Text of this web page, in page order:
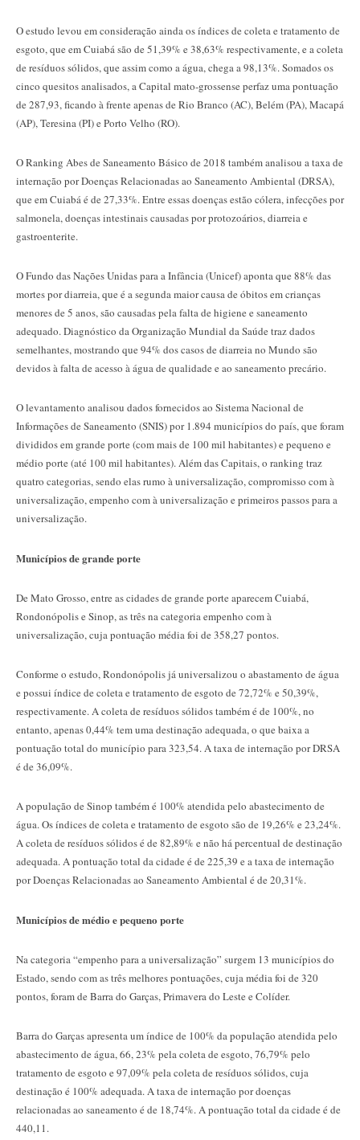
O estudo levou em consideração ainda os índices de coleta e tratamento de
esgoto, que em Cuiabá são de 51,39% e 38,63% respectivamente, e a coleta
de resíduos sólidos, que assim como a água, chega a 98,13%. Somados os
cinco quesitos analisados, a Capital mato-grossense perfaz uma pontuação
de 287,93, ficando à frente apenas de Rio Branco (AC), Belém (PA), Macapá
(AP), Teresina (PI) e Porto Velho (RO).
O Ranking Abes de Saneamento Básico de 2018 também analisou a taxa de
internação por Doenças Relacionadas ao Saneamento Ambiental (DRSA),
que em Cuiabá é de 27,33%. Entre essas doenças estão cólera, infecções por
salmonela, doenças intestinais causadas por protozoários, diarreia e
gastroenterite.
O Fundo das Nações Unidas para a Infância (Unicef) aponta que 88% das
mortes por diarreia, que é a segunda maior causa de óbitos em crianças
menores de 5 anos, são causadas pela falta de higiene e saneamento
adequado. Diagnóstico da Organização Mundial da Saúde traz dados
semelhantes, mostrando que 94% dos casos de diarreia no Mundo são
devidos à falta de acesso à água de qualidade e ao saneamento precário.
O levantamento analisou dados fornecidos ao Sistema Nacional de
Informações de Saneamento (SNIS) por 1.894 municípios do país, que foram
divididos em grande porte (com mais de 100 mil habitantes) e pequeno e
médio porte (até 100 mil habitantes). Além das Capitais, o ranking traz
quatro categorias, sendo elas rumo à universalização, compromisso com à
universalização, empenho com à universalização e primeiros passos para a
universalização.
Municípios de grande porte
De Mato Grosso, entre as cidades de grande porte aparecem Cuiabá,
Rondonópolis e Sinop, as três na categoria empenho com à
universalização, cuja pontuação média foi de 358,27 pontos.
Conforme o estudo, Rondonópolis já universalizou o abastamento de água
e possui índice de coleta e tratamento de esgoto de 72,72% e 50,39%,
respectivamente. A coleta de resíduos sólidos também é de 100%, no
entanto, apenas 0,44% tem uma destinação adequada, o que baixa a
pontuação total do município para 323,54. A taxa de internação por DRSA
é de 36,09%.
A população de Sinop também é 100% atendida pelo abastecimento de
água. Os índices de coleta e tratamento de esgoto são de 19,26% e 23,24%.
A coleta de resíduos sólidos é de 82,89% e não há percentual de destinação
adequada. A pontuação total da cidade é de 225,39 e a taxa de internação
por Doenças Relacionadas ao Saneamento Ambiental é de 20,31%.
Municípios de médio e pequeno porte
Na categoria “empenho para a universalização” surgem 13 municípios do
Estado, sendo com as três melhores pontuações, cuja média foi de 320
pontos, foram de Barra do Garças, Primavera do Leste e Colíder.
Barra do Garças apresenta um índice de 100% da população atendida pelo
abastecimento de água, 66, 23% pela coleta de esgoto, 76,79% pelo
tratamento de esgoto e 97,09% pela coleta de resíduos sólidos, cuja
destinação é 100% adequada. A taxa de internação por doenças
relacionadas ao saneamento é de 18,74%. A pontuação total da cidade é de
440,11.